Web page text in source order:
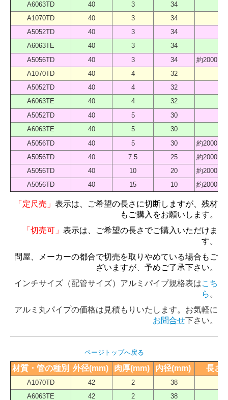
A6063TD
40 3 34
A1070TD
40 3 34
A5052TD
40 3 34
A6063TE
40 3 34
A5056TD
40 3 34
約2000 （
A1070TD
40 4 32
A5052TD
40 4 32
A6063TE
40 4 32
A5052TD
40 5 30
A6063TE
40 5 30
A5056TD
40 5 30
約2000 （
A5056TD
40 7.5 25
約2000 （
A5056TD
40 10 20
約2000 （
A5056TD
40 15 10 約2000 （
「定尺売」 表示は、ご希望の長さに切断しますが、残材
もご購入をお願いします。
「切売可」 表示は、ご希望の長さでご購入いただけま
す。
問屋、メーカーの都合で切売を取りやめている場合もご
ざいますが、予めご了承下さい。
インチサイズ（配管サイズ）アルミパイプ規格表はこち
ら 。
アルミ丸パイプの価格は見積もりいたします。お気軽に
お問合せ下さい。
ページトップへ戻る
材質・管の種別 外径(mm) 肉厚(mm) 内径(mm) 長さ
A1070TD 42 2 38
A6063TE
42 2 38